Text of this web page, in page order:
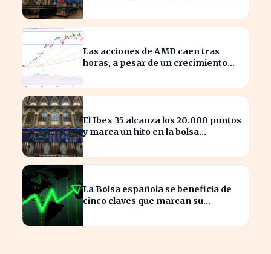
Las acciones de AMD caen tras
horas, a pesar de un crecimiento
El Ibex 35 alcanza los 20.000 puntos
y marca un hito en la bolsa
La Bolsa española se beneficia de
cinco claves que marcan su